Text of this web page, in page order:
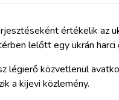
értékelik az
lelőtt egy ukrán harci
légierő közvetlenül
a kijevi közlemény.